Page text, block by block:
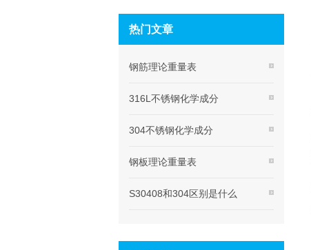
热门文章
钢筋理论重量表
316L不锈钢化学成分
304不锈钢化学成分
钢板理论重量表
S30408和304区别是什么